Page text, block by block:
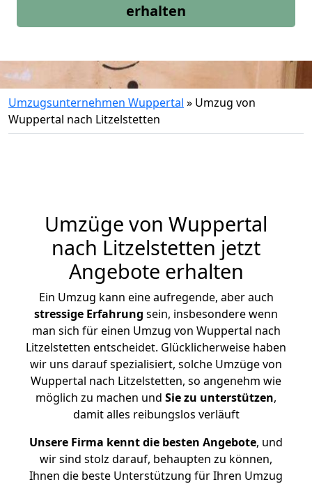
erhalten
Umzugsunternehmen Wuppertal » Umzug von
Wuppertal nach Litzelstetten
Umzüge von Wuppertal
nach Litzelstetten jetzt
Angebote erhalten
Ein Umzug kann eine aufregende, aber auch
stressige Erfahrung sein, insbesondere wenn
man sich für einen Umzug von Wuppertal nach
Litzelstetten entscheidet. Glücklicherweise haben
wir uns darauf spezialisiert, solche Umzüge von
Wuppertal nach Litzelstetten, so angenehm wie
möglich zu machen und Sie zu unterstützen,
damit alles reibungslos verläuft
Unsere Firma kennt die besten Angebote, und
wir sind stolz darauf, behaupten zu können,
Ihnen die beste Unterstützung für Ihren Umzug